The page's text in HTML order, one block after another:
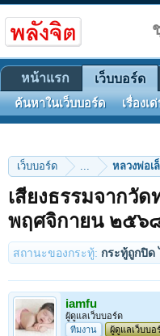
เว็บบอร์ด ... หลวงพ่อเ
เสียงธรรมจากวั
พฤศจิกายน ๒๕๖
สถานะของกระทู้: กระทู้ถูกปิด
iamfu
ผู้ดูแลเว็บบอร์ด
ทีมงาน
ผู้ดูแลเว็บบอ
หน้าแรก เว็บบอร์ด
ค้นหาในเว็บบอร์ด เรื่องเ